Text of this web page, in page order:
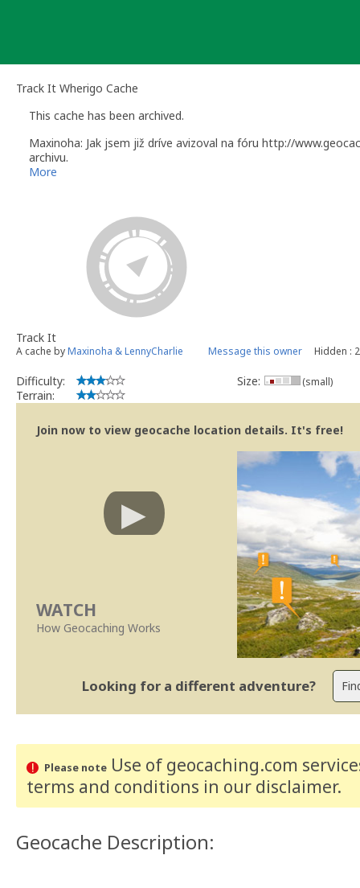
Track It Wherigo Cache
This cache has been archived.
Maxinoha: Jak jsem již dríve avizoval na fóru http://
archivu.
More
Track It
A cache byMaxinoha & LennyCharlie Message this owner Hidden :
Difficulty:
Terrain:
Size: (small)
Join now to view geocache location details. It's free!
WATCH
How Geocaching Works
Looking for a different adventure?
Please noteUse of geocaching.com
terms and conditions in our disclaimer.
Geocache Description: